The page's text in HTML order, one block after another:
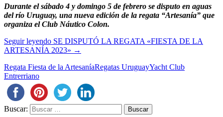
Durante el sábado 4 y domingo 5 de febrero se disputo en aguas
del río Uruguay, una nueva edición de la regata “Artesanía” que
organiza el Club Náutico Colon.
Seguir leyendo SE DISPUTÓ LA REGATA «FIESTA DE LA
ARTESANÍA 2023» →
Regata Fiesta de la ArtesaníaRegatas UruguayYacht Club
Entrerriano
Buscar: